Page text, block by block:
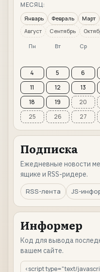
МЕСЯЦ:
Январь Февраль Март
Август
Сентябрь
Пн Вт Ср
4
5 6
11
12 13
18
19 20
25
26 27
Подписка
Ежедневные новости
ящике и RSS-ридере.
RSS-лента
JS-
Информер
Код для вывода
вашем сайте.